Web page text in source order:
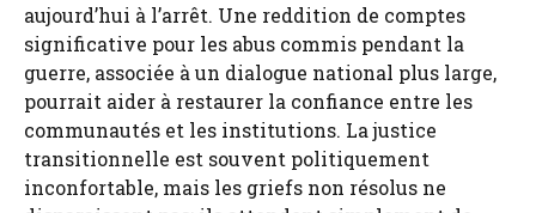
aujourd’hui à l’arrêt. Une reddition de comptes
significative pour les abus commis pendant la
guerre, associée à un dialogue national plus large,
pourrait aider à restaurer la confiance entre les
communautés et les institutions. La justice
transitionnelle est souvent politiquement
inconfortable, mais les griefs non résolus ne